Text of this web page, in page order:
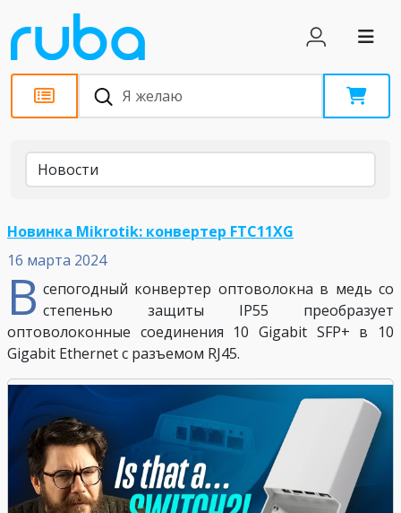
Настройки
Новости
16 марта 2024
Новинка Mikrotik: конвертер FTC11XG
В сепогодный конвертер оптоволокна в медь со
степенью защиты IP55 преобразует
оптоволоконные соединения 10 Gigabit SFP+ в 10
Gigabit Ethernet с разъемом RJ45.